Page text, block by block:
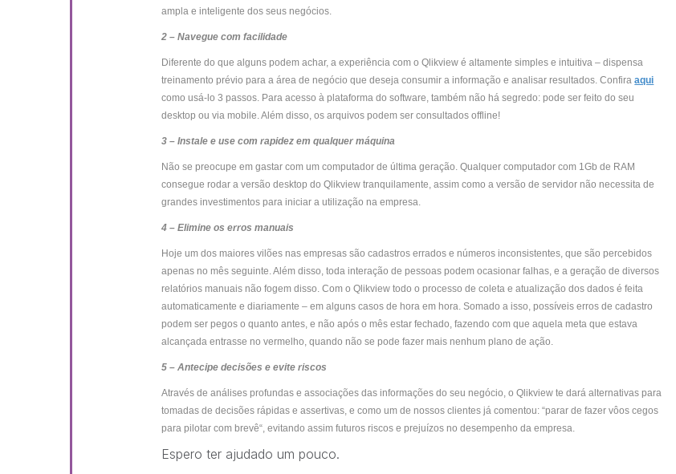
ampla e inteligente dos seus negócios.
2 – Navegue com facilidade
Diferente do que alguns podem achar, a experiência com o Qlikview é altamente simples e intuitiva – dispensa
treinamento prévio para a área de negócio que deseja consumir a informação e analisar resultados. Confiraaqui
como usá-lo 3 passos. Para acesso à plataforma do software, também não há segredo: pode ser feito do seu
desktop ou via mobile. Além disso, os arquivos podem ser consultados offline!
3 – Instale e use com rapidez em qualquer máquina
Não se preocupe em gastar com um computador de última geração. Qualquer computador com 1Gb de RAM
consegue rodar a versão desktop do Qlikview tranquilamente, assim como a versão de servidor não necessita de
grandes investimentos para iniciar a utilização na empresa.
4 – Elimine os erros manuais
Hoje um dos maiores vilões nas empresas são cadastros errados e números inconsistentes, que são percebidos
apenas no mês seguinte. Além disso, toda interação de pessoas podem ocasionar falhas, e a geração de diversos
relatórios manuais não fogem disso. Com o Qlikview todo o processo de coleta e atualização dos dados é feita
automaticamente e diariamente – em alguns casos de hora em hora. Somado a isso, possíveis erros de cadastro
podem ser pegos o quanto antes, e não após o mês estar fechado, fazendo com que aquela meta que estava
alcançada entrasse no vermelho, quando não se pode fazer mais nenhum plano de ação.
5 – Antecipe decisões e evite riscos
Através de análises profundas e associações das informações do seu negócio, o Qlikview te dará alternativas para
tomadas de decisões rápidas e assertivas, e como um de nossos clientes já comentou: “parar de fazer vôos cegos
para pilotar com brevê“, evitando assim futuros riscos e prejuízos no desempenho da empresa.
Espero ter ajudado um pouco.